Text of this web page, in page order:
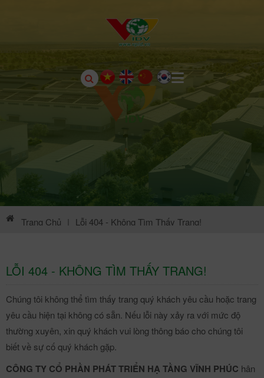
Trang Chủ | Lỗi 404 - Không Tìm Thấy Trang!
LỖI 404 - KHÔNG TÌM THẤY TRANG!
Chúng tôi không thể tìm thấy trang quý khách yêu cầu hoặc trang
yêu cầu hiện tại không có sẵn. Nếu lỗi này xảy ra với mức độ
thường xuyên, xin quý khách vui lòng thông báo cho chúng tôi
biết về sự cố quý khách gặp.
CÔNG TY CỔ PHẦN PHÁT TRIỂN HẠ TẦNG VĨNH PHÚC hân